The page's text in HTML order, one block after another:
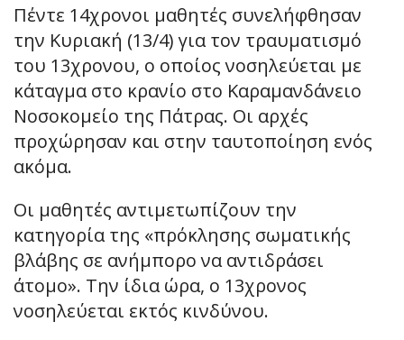
Πέντε 14χρονοι μαθητές συνελήφθησαν
την Κυριακή (13/4) για τον τραυματισμό
του 13χρονου, ο οποίος νοσηλεύεται με
κάταγμα στο κρανίο στο Καραμανδάνειο
Νοσοκομείο της Πάτρας. Οι αρχές
προχώρησαν και στην ταυτοποίηση ενός
ακόμα.
Οι μαθητές αντιμετωπίζουν την
κατηγορία της «πρόκλησης σωματικής
βλάβης σε ανήμπορο να αντιδράσει
άτομο». Την ίδια ώρα, ο 13χρονος
νοσηλεύεται εκτός κινδύνου.